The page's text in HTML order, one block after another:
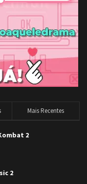
Mais Recentes
2
2